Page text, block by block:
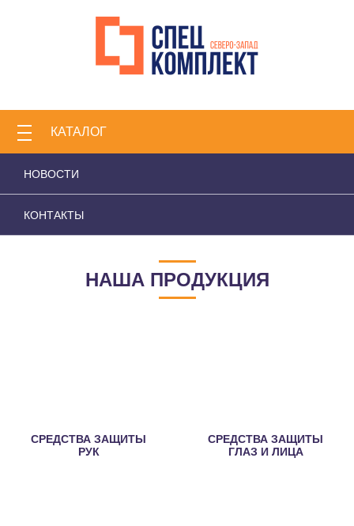
КАТАЛОГ
НОВОСТИ
КОНТАКТЫ
НАША ПРОДУКЦИЯ
СРЕДСТВА ЗАЩИТЫ
РУК
СРЕДСТВА ЗАЩИТЫ
ГЛАЗ И ЛИЦА